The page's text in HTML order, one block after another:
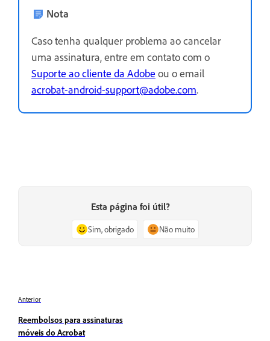
Nota
Caso tenha qualquer problema ao cancelar
uma assinatura, entre em contato com o
Suporte ao cliente da Adobe ou o email
acrobat-android-support@adobe.com.
Esta página foi útil?
Sim, obrigado Não muito
Anterior
Reembolsos para assinaturas
móveis do Acrobat